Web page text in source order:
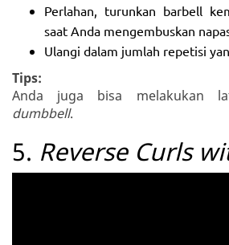
Perlahan, turunkan barbell
saat Anda mengembuskan
Ulangi dalam jumlah repetisi
Tips:
Anda juga bisa melakukan
dumbbell.
5. Reverse Curls